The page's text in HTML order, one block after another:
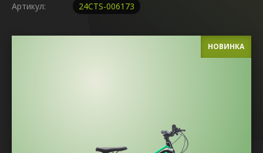
Артикул: 24СTS-006173
НОВИНКА